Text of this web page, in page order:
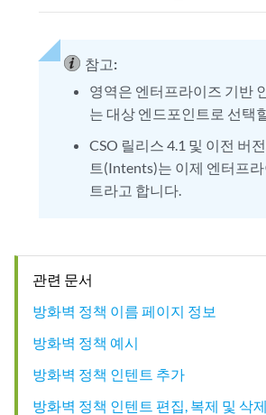
참고:
영역은 엔터프라이즈 기반
는 대상 엔드포인트로 선택
CSO 릴리스 4.1 및 이전 버
트(Intents)는 이제 엔터프
트라고 합니다.
관련 문서
방화벽 정책 이름 페이지 정보
방화벽 정책 예시
방화벽 정책 인텐트 추가
방화벽 정책 인텐트 편집, 복제 및 삭제